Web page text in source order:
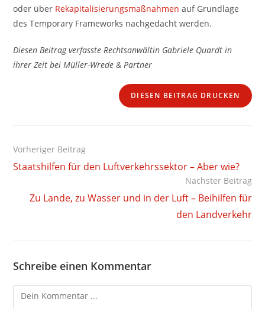
oder über Rekapitalisierungsmaßnahmen auf Grundlage
des Temporary Frameworks nachgedacht werden.
Diesen Beitrag verfasste Rechtsanwältin Gabriele Quardt in
ihrer Zeit bei Müller-Wrede & Partner
DIESEN BEITRAG DRUCKEN
Weitere
ansehen
Vorheriger Beitrag
Staatshilfen für den Luftverkehrssektor – Aber wie?
Nächster Beitrag
Zu Lande, zu Wasser und in der Luft – Beihilfen für
den Landverkehr
Schreibe einen Kommentar
Kommentieren